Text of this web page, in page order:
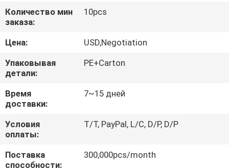
ПРОВЕРКА
КАЧЕСТВА
СВЯЖИТЕСЬ
МЫ
НОВОСТИ
СЛУЧАИ
Количество мин
заказа:
10pcs
Цена:
USD,Negotiation
Упаковывая
детали:
PE+Carton
Время
доставки:
7~15 дней
Условия
оплаты:
T/T, PayPal, L/C, D/P, D/P
Поставка
способности:
300,000pcs/month